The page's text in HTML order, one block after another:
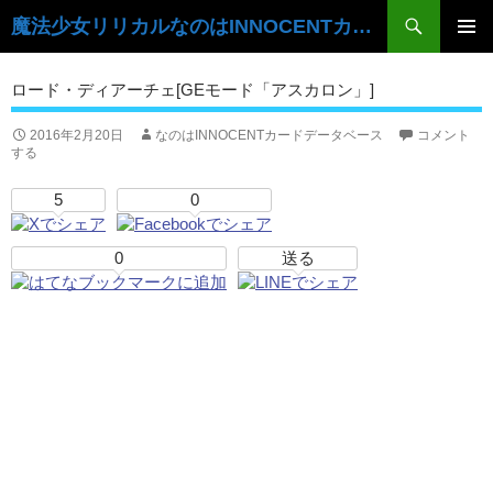
魔法少女リリカルなのはINNOCENTカードデータベース
検
索
イ
ン
テ
ン
ツ
へ
ッ
プ
ロード・ディアーチェ[GEモード「アスカロン」]
2016年2月20日 なのはINNOCENTカードデータベース
コメント
する
5 0
0 送る